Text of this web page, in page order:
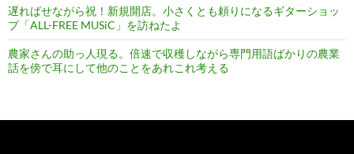
遅ればせながら祝！新規開店。小さくとも頼りになるギターショッ
プ「ALL-FREE MUSiC」を訪ねたよ
農家さんの助っ人現る。倍速で収穫しながら専門用語ばかりの農業
話を傍で耳にして他のことをあれこれ考える